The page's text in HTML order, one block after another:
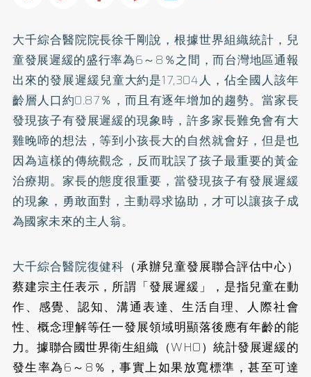
大千綜合醫院院長徐千剛說，根據世界組織統計，兒
童發展遲緩的盛行率為6～8％之間，而台灣地區通報
出來的發展遲緩兒童大約是17,304人，佔全國人該年
齡層人口約0.87％，而且有逐年增加的趨勢。當家長
發現孩子有發展遲緩的現象時，許多家長難免會有大
雞晚啼的想法，等到小孩長大的自然就會好，但是也
因為這樣的傳統觀念，反而耽誤了孩子最重要的黃金
治療期。家長的態度很重要，當發現孩子有發展遲緩
的現象，勇敢面對，主動尋求協助，才可以讓孩子成
為國家未來的主人翁。
大千綜合醫院復健科 （承辦兒童發展聯合評估中心）
蔡建宗主任表示，所謂「發展遲緩」，是指兒童在動
作、感覺、認知、溝通表達、生活自理、人際社會
性、概念理解等任一發展領域明顯落後應有年齡的能
力。據聯合國世界衛生組織（WHO）統計發展遲緩的
發生率為6～8％，事實上如果放寬標準，甚至可達